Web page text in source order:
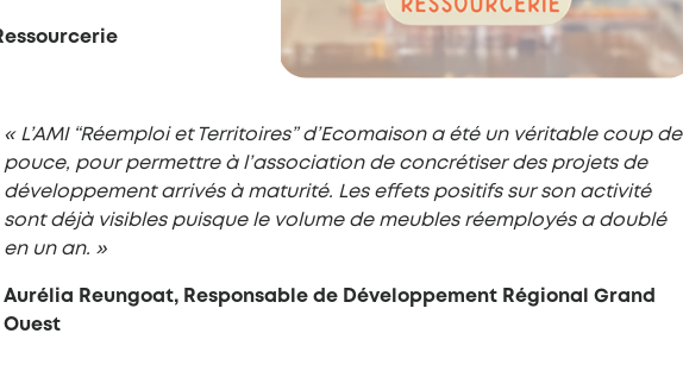
« L’AMI “Réemploi et Territoires” d’Ecomaison a été un véritable coup de
pouce, pour permettre à l’association de concrétiser des projets de
développement arrivés à maturité. Les effets positifs sur son activité
sont déjà visibles puisque le volume de meubles réemployés a doublé
en un an. »
Aurélia Reungoat, Responsable de Développement Régional Grand
Ouest